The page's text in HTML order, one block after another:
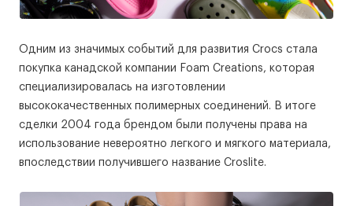
Одним из значимых событий для развития Crocs стала
покупка канадской компании Foam Creations, которая
специализировалась на изготовлении
высококачественных полимерных соединений. В итоге
сделки 2004 года брендом были получены права на
использование невероятно легкого и мягкого материала,
впоследствии получившего название Croslite.